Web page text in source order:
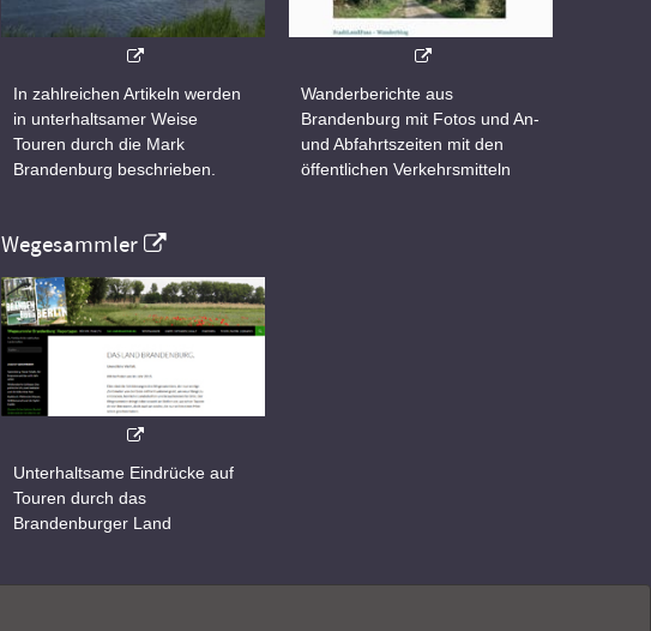
In zahlreichen Artikeln werden
in unterhaltsamer Weise
Touren durch die Mark
Brandenburg beschrieben.
Wanderberichte aus
Brandenburg mit Fotos und An-
und Abfahrtszeiten mit den
öffentlichen Verkehrsmitteln
Wegesammler
Unterhaltsame Eindrücke auf
Touren durch das
Brandenburger Land